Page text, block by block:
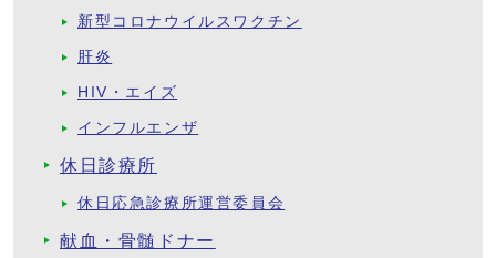
新型コロナウイルスワクチン
肝炎
HIV・エイズ
インフルエンザ
休日診療所
休日応急診療所運営委員会
献血・骨髄ドナー